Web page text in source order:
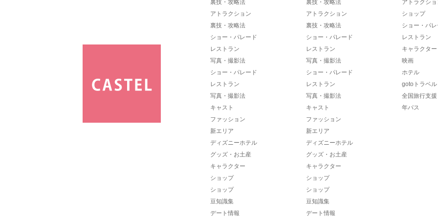
裏技・攻略法
アトラクション
裏技・攻略法
ショー・パレード
レストラン
写真・撮影法
ショー・パレード
レストラン
写真・撮影法
キャスト
ファッション
新エリア
ディズニーホテル
グッズ・お土産
キャラクター
ショップ
ショップ
豆知識集
デート情報
裏技・攻略法
アトラクション
裏技・攻略法
ショー・パレード
レストラン
写真・撮影法
ショー・パレード
レストラン
写真・撮影法
キャスト
ファッション
新エリア
ディズニーホテル
グッズ・お土産
キャラクター
ショップ
ショップ
豆知識集
デート情報
アトラクシ
ショップ
ショー・パ
レストラン
キャラクター
映画
ホテル
gotoトラベル
全国旅行支援
年パス